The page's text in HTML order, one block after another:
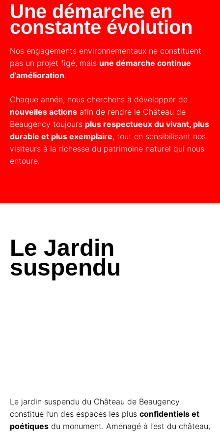
Une démarche en
constante évolution
Nos engagements environnementaux ne constituent
pas un projet figé, mais une démarche continue
d’amélioration.
Chaque année, nous cherchons à développer de
nouvelles actions afin de rendre le Château de
Beaugency toujours plus respectueux du vivant, plus
durable et plus exemplaire, tout en sensibilisant nos
visiteurs à la richesse du patrimoine naturel qui nous
entoure.
Le Jardin
suspendu
Le jardin suspendu du Château de Beaugency
constitue l’un des espaces les plus confidentiels et
poétiques du monument. Aménagé à l’est du château,